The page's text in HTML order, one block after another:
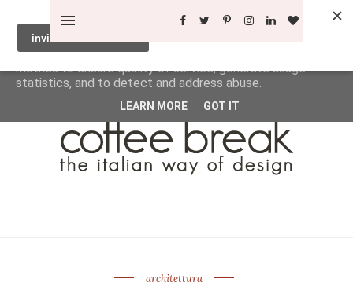
architettura
This site uses cookies from Google to deliver its services
and to analyze traffic. Your IP address and user-agent are
shared with Google along with performance and security
metrics to ensure quality of service, generate usage
statistics, and to detect and address abuse.
LEARN MORE GOT IT